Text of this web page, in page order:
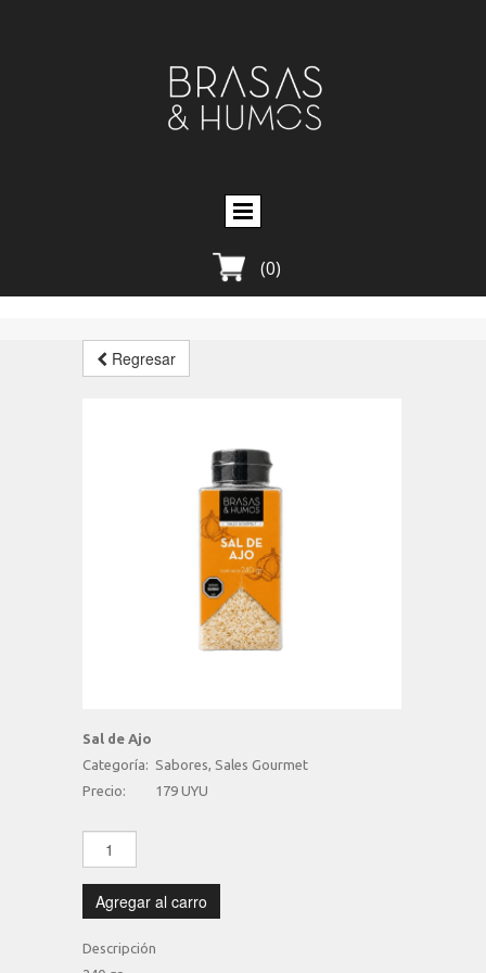
(0)
Regresar
Sal de Ajo
Categoría: Sabores, Sales Gourmet
Precio:
179 UYU
Agregar al carro
Descripción